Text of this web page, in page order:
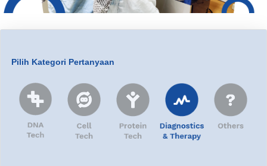
Pilih Kategori Pertanyaan